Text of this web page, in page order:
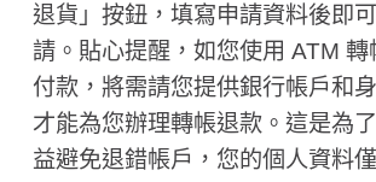
退貨」按鈕，填寫申請資料後即
請。貼心提醒，如您使用 ATM 轉
付款，將需請您提供銀行帳戶和
才能為您辦理轉帳退款。這是為
益避免退錯帳戶，您的個人資料